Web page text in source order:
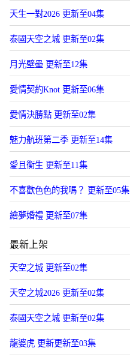
天生一對2026 更新至04集
泰國天空之城 更新至02集
月光壁壘 更新至12集
愛情契約Knot 更新至06集
愛情決勝點 更新至02集
魅力航班第二季 更新至14集
愛且衡生 更新至11集
不喜歡色色的我嗎？ 更新至05集
繪夢婚禮 更新至07集
最新上架
天空之城 更新至02集
天空之城2026 更新至02集
泰國天空之城 更新至02集
龍婆虎 更新更新至03集